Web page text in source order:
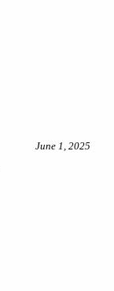
June 1, 2025